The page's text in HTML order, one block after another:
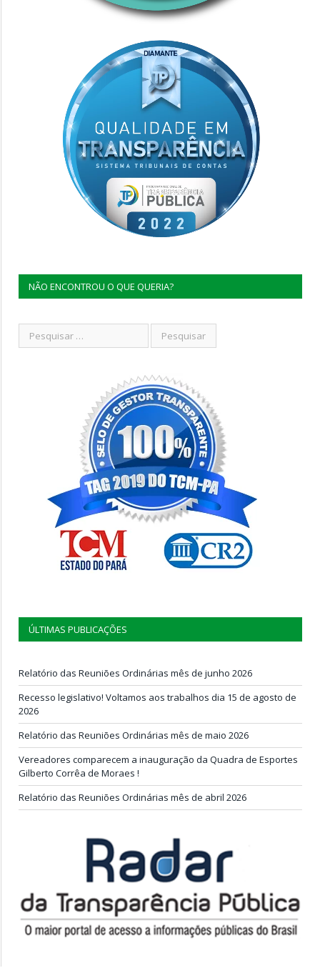
NÃO ENCONTROU O QUE QUERIA?
ÚLTIMAS PUBLICAÇÕES
Relatório das Reuniões Ordinárias mês de junho 2026
Recesso legislativo! Voltamos aos trabalhos dia 15 de agosto de
2026
Relatório das Reuniões Ordinárias mês de maio 2026
Vereadores comparecem a inauguração da Quadra de Esportes
Gilberto Corrêa de Moraes !
Relatório das Reuniões Ordinárias mês de abril 2026